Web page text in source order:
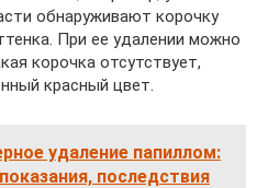
обнаруживают корочку
При ее удалении можно
корочка отсутствует,
красный цвет.
удаление папиллом:
последствия